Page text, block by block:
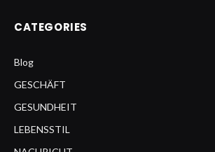
CATEGORIES
Blog
GESCHÄFT
GESUNDHEIT
LEBENSSTIL